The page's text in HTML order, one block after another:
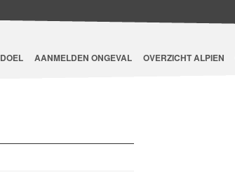
DOEL AANMELDEN ONGEVAL OVERZICHT ALPIEN